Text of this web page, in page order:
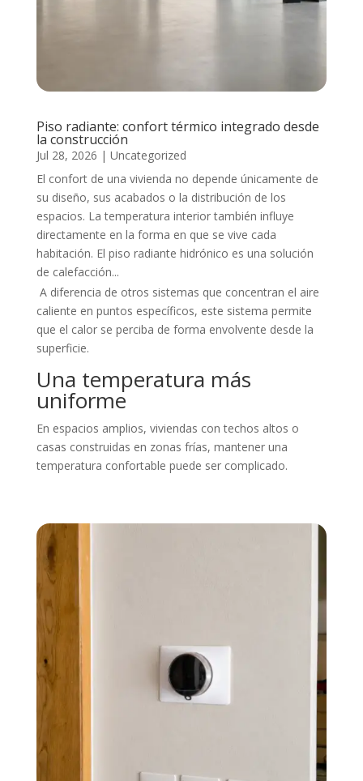
Piso radiante: confort térmico integrado desde
la construcción
Jul 28, 2026 | Uncategorized
El confort de una vivienda no depende únicamente de
su diseño, sus acabados o la distribución de los
espacios. La temperatura interior también influye
directamente en la forma en que se vive cada
habitación. El piso radiante hidrónico es una solución
de calefacción...
A diferencia de otros sistemas que concentran el aire
caliente en puntos específicos, este sistema permite
que el calor se perciba de forma envolvente desde la
superficie.
Una temperatura más
uniforme
En espacios amplios, viviendas con techos altos o
casas construidas en zonas frías, mantener una
temperatura confortable puede ser complicado.